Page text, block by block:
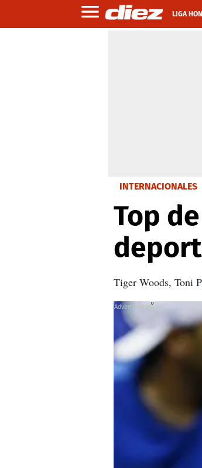
LIGA
INTERNACIONALES
Top
Tiger Woods, Toni
X
X
X
X
X
X
X
X
X